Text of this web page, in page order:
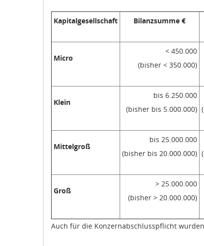
Kapitalgesellschaft Bilanzsumme €
Micro
< 450.000
(bisher < 350.000)
Klein
bis 6.250.000
(bisher bis 5.000.000)
Mittelgroß
bis 25.000.000
(bisher bis 20.000.000)
Groß
> 25.000.000
(bisher > 20.000.000)
Auch für die Konzernabschlusspflicht